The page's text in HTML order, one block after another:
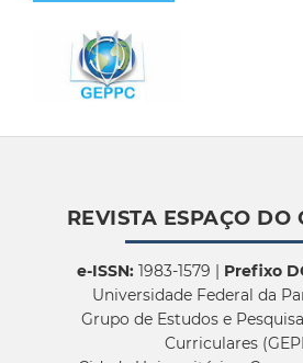
REVISTA ESPAÇO DO
e-ISSN:1983-1579 | Prefixo
Universidade Federal da
Grupo de Estudos e
Curriculares